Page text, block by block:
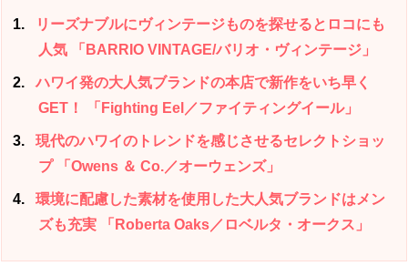
1
リーズナブルにヴィンテージものを探せるとロコにも
人気 「BARRIO VINTAGE/バリオ・ヴィンテージ」
2
ハワイ発の大人気ブランドの本店で新作をいち早く
GET！ 「Fighting Eel／ファイティングイール」
3
現代のハワイのトレンドを感じさせるセレクトショッ
プ 「Owens ＆ Co.／オーウェンズ」
4
環境に配慮した素材を使用した大人気ブランドはメン
ズも充実 「Roberta Oaks／ロベルタ・オークス」